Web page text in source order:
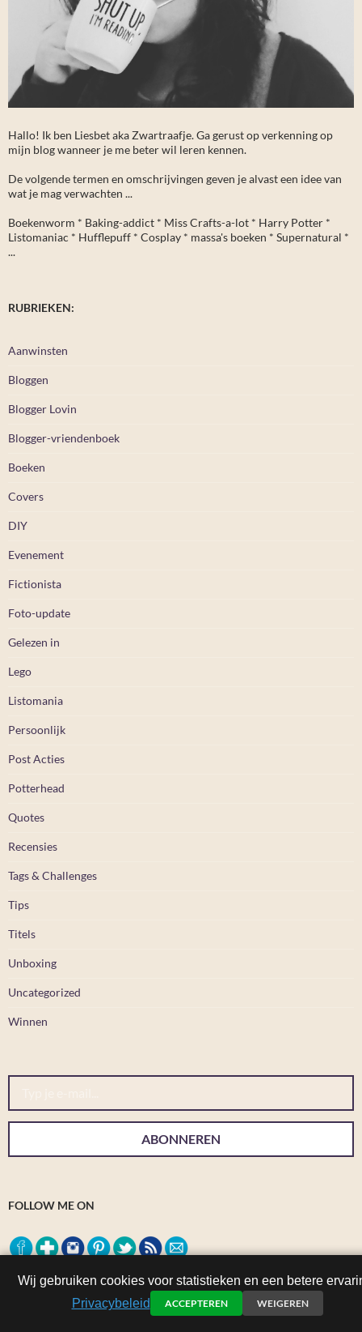
Hallo! Ik ben Liesbet aka Zwartraafje. Ga gerust op verkenning op
mijn blog wanneer je me beter wil leren kennen.
De volgende termen en omschrijvingen geven je alvast een idee van
wat je mag verwachten ...
Boekenworm * Baking-addict * Miss Crafts-a-lot * Harry Potter *
Listomaniac * Hufflepuff * Cosplay * massa's boeken * Supernatural *
...
RUBRIEKEN:
Aanwinsten
Bloggen
Blogger Lovin
Blogger-vriendenboek
Boeken
Covers
DIY
Evenement
Fictionista
Foto-update
Gelezen in
Lego
Listomania
Persoonlijk
Post Acties
Potterhead
Quotes
Recensies
Tags & Challenges
Tips
Titels
Unboxing
Uncategorized
Winnen
Typ je e-mail...
ABONNEREN
FOLLOW ME ON
Wij gebruiken cookies voor statistieken en een betere
Privacybeleid
ACCEPTEREN WEIGEREN